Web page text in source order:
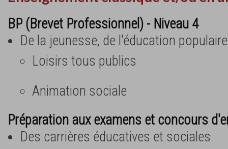
BP (Brevet Professionnel) - Niveau 4
De la jeunesse, de l'éducation
Loisirs tous publics
Animation sociale
Préparation aux examens et concours
Des carrières éducatives et sociales